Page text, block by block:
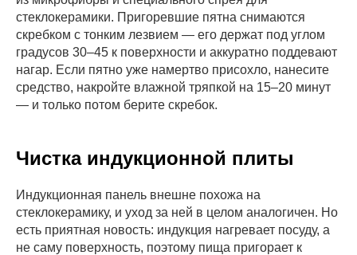
стеклокерамики. Пригоревшие пятна снимаются
скребком с тонким лезвием — его держат под углом
градусов 30–45 к поверхности и аккуратно поддевают
нагар. Если пятно уже намертво присохло, нанесите
средство, накройте влажной тряпкой на 15–20 минут
— и только потом берите скребок.
Чистка индукционной плиты
Индукционная панель внешне похожа на
стеклокерамику, и уход за ней в целом аналогичен. Но
есть приятная новость: индукция нагревает посуду, а
не саму поверхность, поэтому пища пригорает к